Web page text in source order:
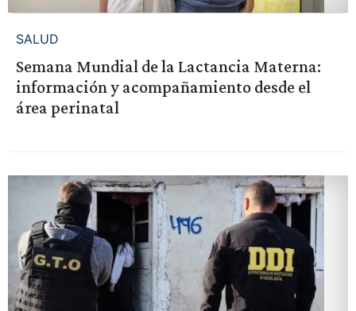
SALUD
Semana Mundial de la Lactancia Materna:
información y acompañamiento desde el
área perinatal